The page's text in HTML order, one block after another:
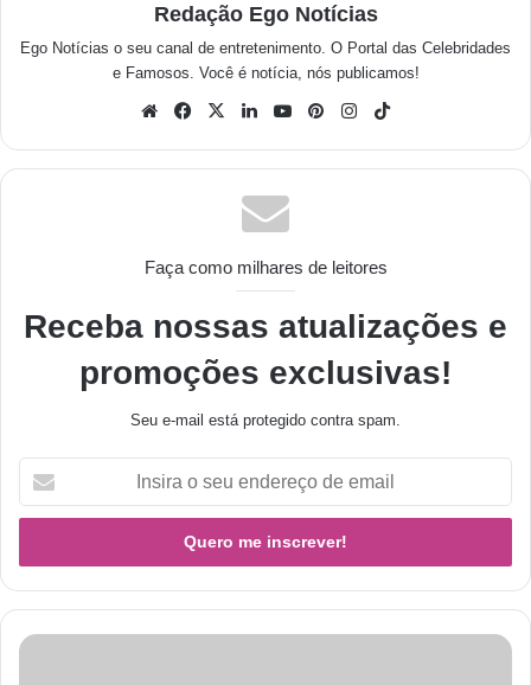
Redação Ego Notícias
Ego Notícias o seu canal de entretenimento. O Portal das Celebridades
e Famosos. Você é notícia, nós publicamos!
Faça como milhares de leitores
Receba nossas atualizações e
promoções exclusivas!
Seu e-mail está protegido contra spam.